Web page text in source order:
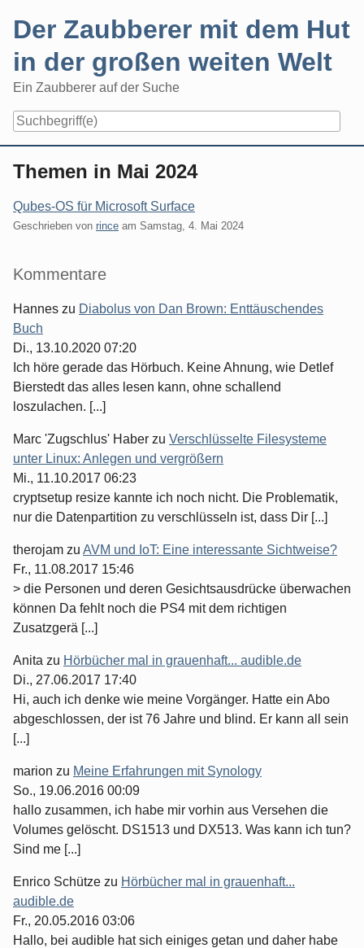
Der Zaubberer mit dem Hut
in der großen weiten Welt
Ein Zaubberer auf der Suche
Themen in Mai 2024
Qubes-OS für Microsoft Surface
Geschrieben von rince am Samstag, 4. Mai 2024
Seitenleiste
Kommentare
Hannes zu Diabolus von Dan Brown: Enttäuschendes
Buch
Di., 13.10.2020 07:20
Ich höre gerade das Hörbuch. Keine Ahnung, wie Detlef
Bierstedt das alles lesen kann, ohne schallend
loszulachen. [...]
Marc 'Zugschlus' Haber zu Verschlüsselte Filesysteme
unter Linux: Anlegen und vergrößern
Mi., 11.10.2017 06:23
cryptsetup resize kannte ich noch nicht. Die Problematik,
nur die Datenpartition zu verschlüsseln ist, dass Dir [...]
therojam zu AVM und IoT: Eine interessante Sichtweise?
Fr., 11.08.2017 15:46
> die Personen und deren Gesichtsausdrücke überwachen
können Da fehlt noch die PS4 mit dem richtigen
Zusatzgerä [...]
Anita zu Hörbücher mal in grauenhaft... audible.de
Di., 27.06.2017 17:40
Hi, auch ich denke wie meine Vorgänger. Hatte ein Abo
abgeschlossen, der ist 76 Jahre und blind. Er kann all sein
[...]
marion zu Meine Erfahrungen mit Synology
So., 19.06.2016 00:09
hallo zusammen, ich habe mir vorhin aus Versehen die
Volumes gelöscht. DS1513 und DX513. Was kann ich tun?
Sind me [...]
Enrico Schütze zu Hörbücher mal in grauenhaft...
audible.de
Fr., 20.05.2016 03:06
Hallo, bei audible hat sich einiges getan und daher habe